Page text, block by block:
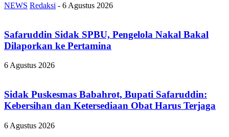
NEWS Redaksi - 6 Agustus 2026
Safaruddin Sidak SPBU, Pengelola Nakal Bakal
Dilaporkan ke Pertamina
6 Agustus 2026
Sidak Puskesmas Babahrot, Bupati Safaruddin:
Kebersihan dan Ketersediaan Obat Harus Terjaga
6 Agustus 2026